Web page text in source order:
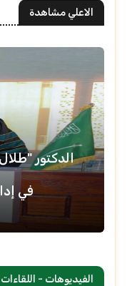
الاعلي مشاهدة
الدكتور
في إدارة المستشفيات
الفيديوهات -